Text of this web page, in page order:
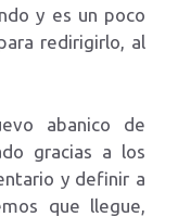
y es un poco
redirigirlo, al
abanico de
gracias a los
y definir a
que llegue,